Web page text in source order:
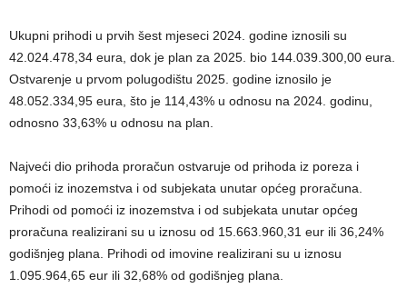
Ukupni prihodi u prvih šest mjeseci 2024. godine iznosili su
42.024.478,34 eura, dok je plan za 2025. bio 144.039.300,00 eura.
Ostvarenje u prvom polugodištu 2025. godine iznosilo je
48.052.334,95 eura, što je 114,43% u odnosu na 2024. godinu,
odnosno 33,63% u odnosu na plan.
Najveći dio prihoda proračun ostvaruje od prihoda iz poreza i
pomoći iz inozemstva i od subjekata unutar općeg proračuna.
Prihodi od pomoći iz inozemstva i od subjekata unutar općeg
proračuna realizirani su u iznosu od 15.663.960,31 eur ili 36,24%
godišnjeg plana. Prihodi od imovine realizirani su u iznosu
1.095.964,65 eur ili 32,68% od godišnjeg plana.